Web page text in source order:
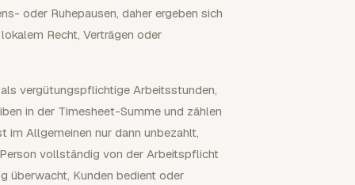
oder Ruhepausen, daher ergeben sich
Recht, Verträgen oder
vergütungspflichtige Arbeitsstunden,
in der Timesheet-Summe und zählen
im Allgemeinen nur dann unbezahlt,
vollständig von der Arbeitspflicht
überwacht, Kunden bedient oder